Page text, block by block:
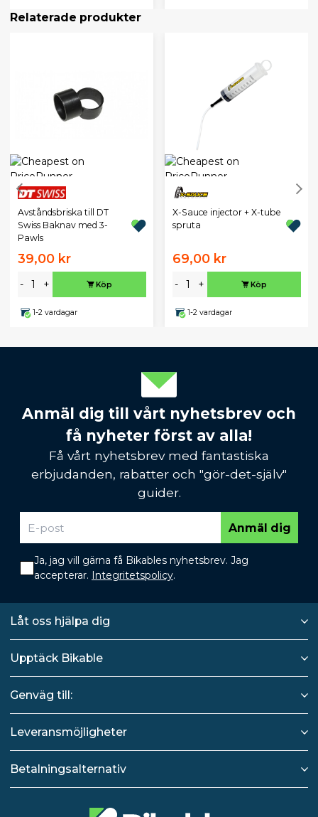
Relaterade produkter
Avståndsbriska till DT
Swiss Baknav med 3-
Pawls
39,00 kr
- + Köp
1-2 vardagar
X-Sauce injector + X-tube
spruta
69,00 kr
- + Köp
1-2 vardagar
Anmäl dig till vårt nyhetsbrev och
få nyheter först av alla!
Få vårt nyhetsbrev med fantastiska
erbjudanden, rabatter och "gör-det-själv"
guider.
Anmäl dig
Ja, jag vill gärna få Bikables nyhetsbrev. Jag
accepterar. Integritetspolicy.
Låt oss hjälpa dig
Upptäck Bikable
Genväg till:
Leveransmöjligheter
Betalningsalternativ